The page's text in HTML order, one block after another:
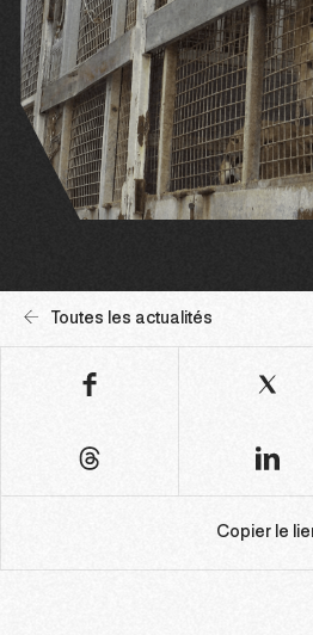
Toutes les actualités
Copier le